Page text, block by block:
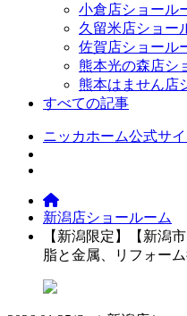
小倉店ショール
久留米店ショー
佐賀店ショール
熊本光の森店シ
熊本はません店
すべての記事
ニッカホーム公式サイ
新潟店ショールーム
【新潟限定】【新潟
脂と金属、リフォー